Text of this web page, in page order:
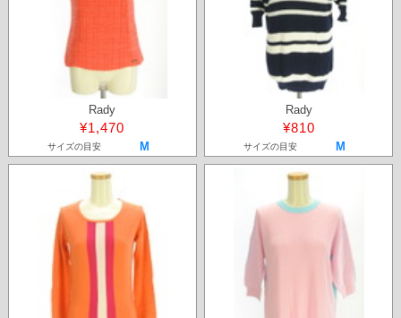
Rady
¥1,470
サイズの目安 M
Rady
¥810
サイズの目安 M